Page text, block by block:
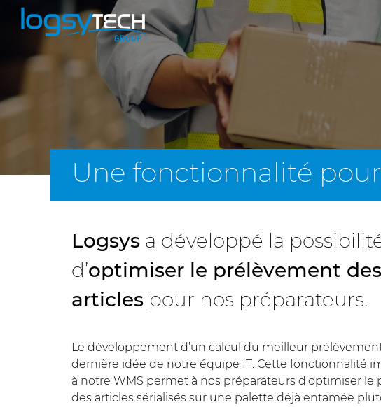
Une fonctionnalité
Logsys a développé la
d’optimiser le prélèvement des
articles pour nos préparateurs.
Le développement d’un calcul du meilleur
dernière idée de notre équipe IT. Cette fonctionnalité
à notre WMS permet à nos préparateurs d’optimiser le
des articles sérialisés sur une palette déjà entamée